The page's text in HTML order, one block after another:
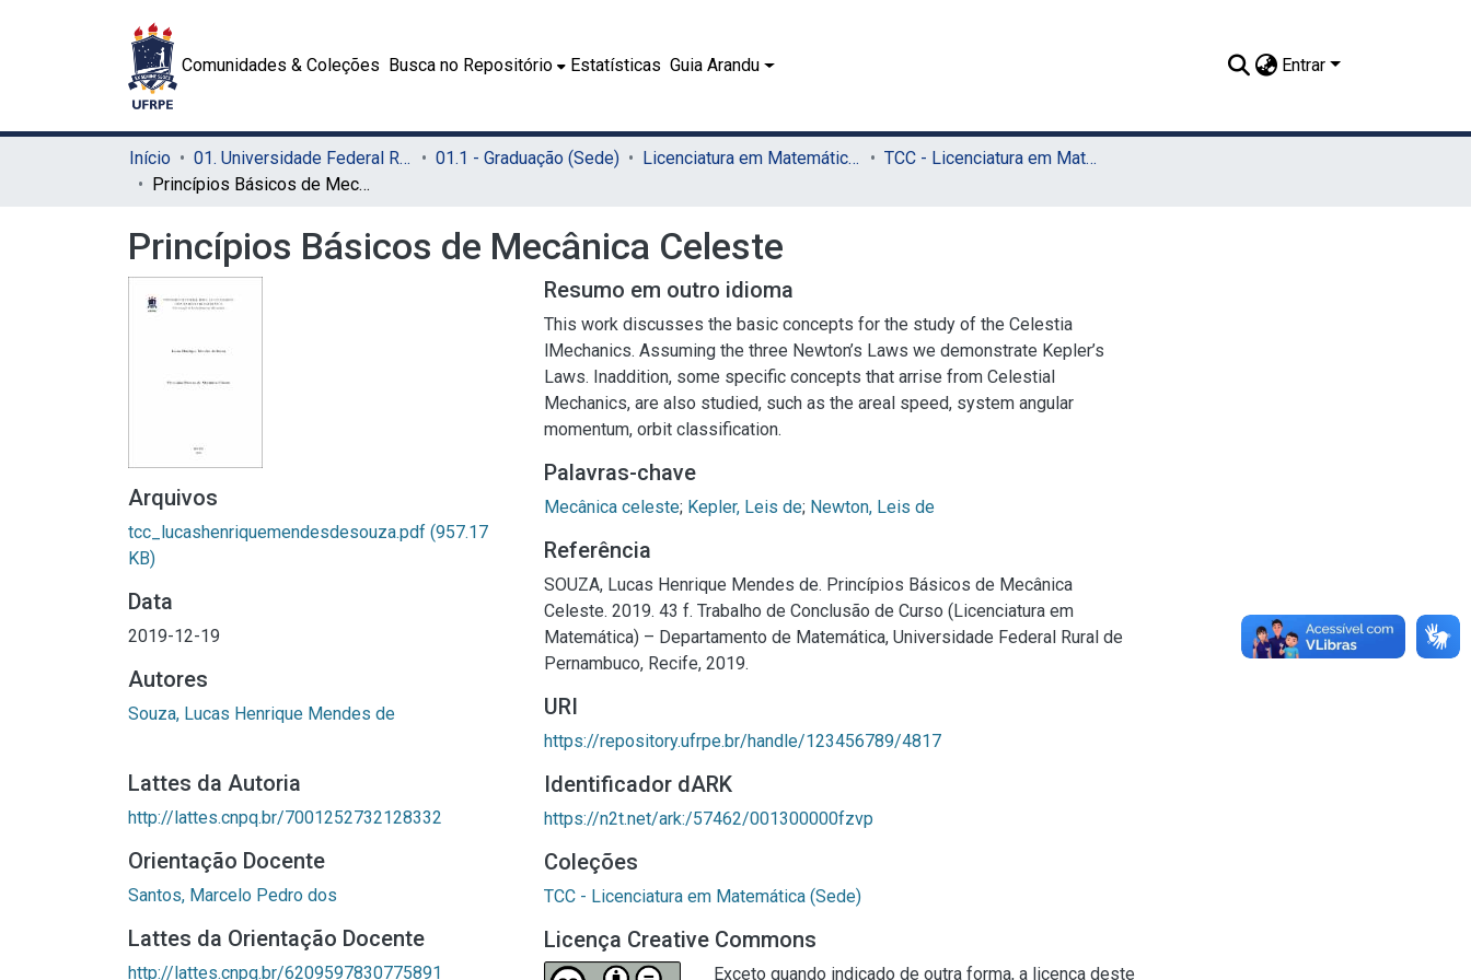
Comunidades & Coleções Busca no Repositório Estatísticas Guia Arandu Entrar
Início 01. Universidade Federal Rural de Pernambuco - UFRPE (Sede) 01.1 - Graduação (Sede) Licenciatura em Matemática (Sede)
TCC - Licenciatura em Matemática (Sede)
Princípios Básicos de Mecânica Celeste
Princípios Básicos de Mecânica Celeste
Arquivos
tcc_lucashenriquemendesdesouza.pdf (957.17
KB)
Data
2019-12-19
Autores
Souza, Lucas Henrique Mendes de
Lattes da Autoria
http://lattes.cnpq.br/7001252732128332
Orientação Docente
Santos, Marcelo Pedro dos
Lattes da Orientação Docente
http://lattes.cnpq.br/6209597830775891
Resumo em outro idioma
This work discusses the basic concepts for the study of the Celestia
lMechanics. Assuming the three Newton’s Laws we demonstrate Kepler’s
Laws. Inaddition, some specific concepts that arrise from Celestial
Mechanics, are also studied, such as the areal speed, system angular
momentum, orbit classification.
Palavras-chave
Mecânica celeste; Kepler, Leis de; Newton, Leis de
Referência
SOUZA, Lucas Henrique Mendes de. Princípios Básicos de Mecânica
Celeste. 2019. 43 f. Trabalho de Conclusão de Curso (Licenciatura em
Matemática) – Departamento de Matemática, Universidade Federal Rural de
Pernambuco, Recife, 2019.
URI
https://repository.ufrpe.br/handle/123456789/4817
Identificador dARK
https://n2t.net/ark:/57462/001300000fzvp
Coleções
TCC - Licenciatura em Matemática (Sede)
Licença Creative Commons
Exceto quando indicado de outra forma, a licença deste